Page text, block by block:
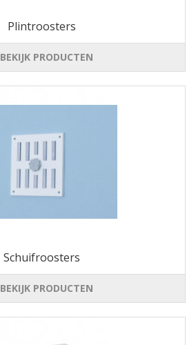
Plintroosters
BEKIJK PRODUCTEN
Schuifroosters
BEKIJK PRODUCTEN